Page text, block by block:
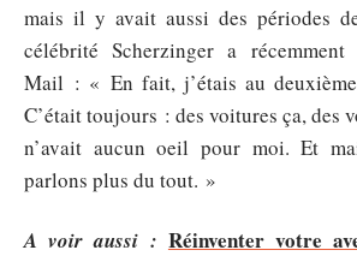
mais il y avait aussi des périodes
célébrité Scherzinger a
Mail : « En fait, j’étais au
C’était toujours : des voitures ça, des
n’avait aucun oeil pour moi. Et
parlons plus du tout. »
A voir aussi : Réinventer votre